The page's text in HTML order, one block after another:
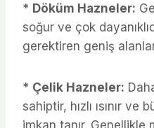
* Döküm Hazneler:
soğur ve çok
gerektiren geniş
* Çelik Hazneler:
sahiptir, hızlı ısınır
imkan tanır. Genellikle